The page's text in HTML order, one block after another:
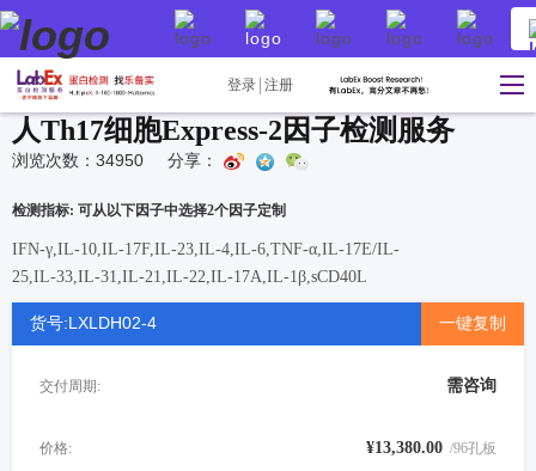
登录 注册
人Th17细胞Express-2因子检测服务
浏览次数：34950 分享：
检测指标: 可从以下因子中选择2个因子定制
IFN-γ,IL-10,IL-17F,IL-23,IL-4,IL-6,TNF-α,IL-17E/IL-
25,IL-33,IL-31,IL-21,IL-22,IL-17A,IL-1β,sCD40L
货号:LXLDH02-4 一键复制
交付周期: 需咨询
价格: ¥13,380.00 /96孔板